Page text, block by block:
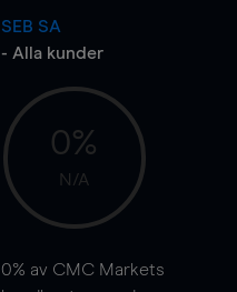
SEB SA
- Alla kunder
0%
N/A
0% av CMC Markets